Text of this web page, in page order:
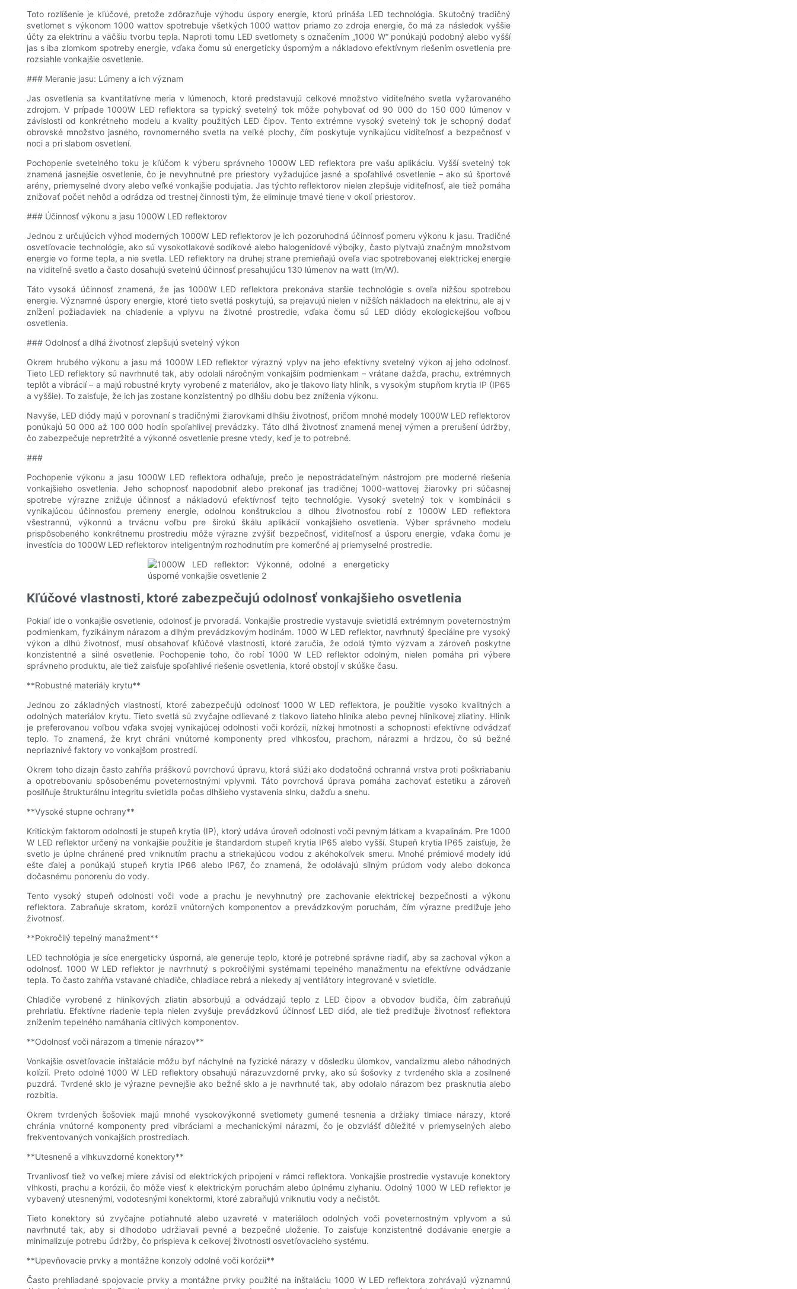
Toto rozlíšenie je kľúčové, pretože zdôrazňuje výhodu úspory energie, ktorú prináša LED technológia. Skutočný tradičný
svetlomet s výkonom 1000 wattov spotrebuje všetkých 1000 wattov priamo zo zdroja energie, čo má za následok vyššie
účty za elektrinu a väčšiu tvorbu tepla. Naproti tomu LED svetlomety s označením „1000 W“ ponúkajú podobný alebo vyšší
jas s iba zlomkom spotreby energie, vďaka čomu sú energeticky úsporným a nákladovo efektívnym riešením osvetlenia pre
rozsiahle vonkajšie osvetlenie.
### Meranie jasu: Lúmeny a ich význam
Jas osvetlenia sa kvantitatívne meria v lúmenoch, ktoré predstavujú celkové množstvo viditeľného svetla vyžarovaného
zdrojom. V prípade 1000W LED reflektora sa typický svetelný tok môže pohybovať od 90 000 do 150 000 lúmenov v
závislosti od konkrétneho modelu a kvality použitých LED čipov. Tento extrémne vysoký svetelný tok je schopný dodať
obrovské množstvo jasného, ​​rovnomerného svetla na veľké plochy, čím poskytuje vynikajúcu viditeľnosť a bezpečnosť v
noci a pri slabom osvetlení.
Pochopenie svetelného toku je kľúčom k výberu správneho 1000W LED reflektora pre vašu aplikáciu. Vyšší svetelný tok
znamená jasnejšie osvetlenie, čo je nevyhnutné pre priestory vyžadujúce jasné a spoľahlivé osvetlenie – ako sú športové
arény, priemyselné dvory alebo veľké vonkajšie podujatia. Jas týchto reflektorov nielen zlepšuje viditeľnosť, ale tiež pomáha
znižovať počet nehôd a odrádza od trestnej činnosti tým, že eliminuje tmavé tiene v okolí priestorov.
### Účinnosť výkonu a jasu 1000W LED reflektorov
Jednou z určujúcich výhod moderných 1000W LED reflektorov je ich pozoruhodná účinnosť pomeru výkonu k jasu. Tradičné
osvetľovacie technológie, ako sú vysokotlakové sodíkové alebo halogenidové výbojky, často plytvajú značným množstvom
energie vo forme tepla, a nie svetla. LED reflektory na druhej strane premieňajú oveľa viac spotrebovanej elektrickej energie
na viditeľné svetlo a často dosahujú svetelnú účinnosť presahujúcu 130 lúmenov na watt (lm/W).
Táto vysoká účinnosť znamená, že jas 1000W LED reflektora prekonáva staršie technológie s oveľa nižšou spotrebou
energie. Významné úspory energie, ktoré tieto svetlá poskytujú, sa prejavujú nielen v nižších nákladoch na elektrinu, ale aj v
znížení požiadaviek na chladenie a vplyvu na životné prostredie, vďaka čomu sú LED diódy ekologickejšou voľbou
osvetlenia.
### Odolnosť a dlhá životnosť zlepšujú svetelný výkon
Okrem hrubého výkonu a jasu má 1000W LED reflektor výrazný vplyv na jeho efektívny svetelný výkon aj jeho odolnosť.
Tieto LED reflektory sú navrhnuté tak, aby odolali náročným vonkajším podmienkam – vrátane dažďa, prachu, extrémnych
teplôt a vibrácií – a majú robustné kryty vyrobené z materiálov, ako je tlakovo liaty hliník, s vysokým stupňom krytia IP (IP65
a vyššie). To zaisťuje, že ich jas zostane konzistentný po dlhšiu dobu bez zníženia výkonu.
Navyše, LED diódy majú v porovnaní s tradičnými žiarovkami dlhšiu životnosť, pričom mnohé modely 1000W LED reflektorov
ponúkajú 50 000 až 100 000 hodín spoľahlivej prevádzky. Táto dlhá životnosť znamená menej výmen a prerušení údržby,
čo zabezpečuje nepretržité a výkonné osvetlenie presne vtedy, keď je to potrebné.
###
Pochopenie výkonu a jasu 1000W LED reflektora odhaľuje, prečo je nepostrádateľným nástrojom pre moderné riešenia
vonkajšieho osvetlenia. Jeho schopnosť napodobniť alebo prekonať jas tradičnej 1000-wattovej žiarovky pri súčasnej
spotrebe výrazne znižuje účinnosť a nákladovú efektívnosť tejto technológie. Vysoký svetelný tok v kombinácii s
vynikajúcou účinnosťou premeny energie, odolnou konštrukciou a dlhou životnosťou robí z 1000W LED reflektora
všestrannú, výkonnú a trvácnu voľbu pre širokú škálu aplikácií vonkajšieho osvetlenia. Výber správneho modelu
prispôsobeného konkrétnemu prostrediu môže výrazne zvýšiť bezpečnosť, viditeľnosť a úsporu energie, vďaka čomu je
investícia do 1000W LED reflektorov inteligentným rozhodnutím pre komerčné aj priemyselné prostredie.
Kľúčové vlastnosti, ktoré zabezpečujú odolnosť vonkajšieho osvetlenia
Pokiaľ ide o vonkajšie osvetlenie, odolnosť je prvoradá. Vonkajšie prostredie vystavuje svietidlá extrémnym poveternostným
podmienkam, fyzikálnym nárazom a dlhým prevádzkovým hodinám. 1000 W LED reflektor, navrhnutý špeciálne pre vysoký
výkon a dlhú životnosť, musí obsahovať kľúčové vlastnosti, ktoré zaručia, že odolá týmto výzvam a zároveň poskytne
konzistentné a silné osvetlenie. Pochopenie toho, čo robí 1000 W LED reflektor odolným, nielen pomáha pri výbere
správneho produktu, ale tiež zaisťuje spoľahlivé riešenie osvetlenia, ktoré obstojí v skúške času.
**Robustné materiály krytu**
Jednou zo základných vlastností, ktoré zabezpečujú odolnosť 1000 W LED reflektora, je použitie vysoko kvalitných a
odolných materiálov krytu. Tieto svetlá sú zvyčajne odlievané z tlakovo liateho hliníka alebo pevnej hliníkovej zliatiny. Hliník
je preferovanou voľbou vďaka svojej vynikajúcej odolnosti voči korózii, nízkej hmotnosti a schopnosti efektívne odvádzať
teplo. To znamená, že kryt chráni vnútorné komponenty pred vlhkosťou, prachom, nárazmi a hrdzou, čo sú bežné
nepriaznivé faktory vo vonkajšom prostredí.
Okrem toho dizajn často zahŕňa práškovú povrchovú úpravu, ktorá slúži ako dodatočná ochranná vrstva proti poškriabaniu
a opotrebovaniu spôsobenému poveternostnými vplyvmi. Táto povrchová úprava pomáha zachovať estetiku a zároveň
posilňuje štrukturálnu integritu svietidla počas dlhšieho vystavenia slnku, dažďu a snehu.
**Vysoké stupne ochrany**
Kritickým faktorom odolnosti je stupeň krytia (IP), ktorý udáva úroveň odolnosti voči pevným látkam a kvapalinám. Pre 1000
W LED reflektor určený na vonkajšie použitie je štandardom stupeň krytia IP65 alebo vyšší. Stupeň krytia IP65 zaisťuje, že
svetlo je úplne chránené pred vniknutím prachu a striekajúcou vodou z akéhokoľvek smeru. Mnohé prémiové modely idú
ešte ďalej a ponúkajú stupeň krytia IP66 alebo IP67, čo znamená, že odolávajú silným prúdom vody alebo dokonca
dočasnému ponoreniu do vody.
Tento vysoký stupeň odolnosti voči vode a prachu je nevyhnutný pre zachovanie elektrickej bezpečnosti a výkonu
reflektora. Zabraňuje skratom, korózii vnútorných komponentov a prevádzkovým poruchám, čím výrazne predlžuje jeho
životnosť.
**Pokročilý tepelný manažment**
LED technológia je síce energeticky úsporná, ale generuje teplo, ktoré je potrebné správne riadiť, aby sa zachoval výkon a
odolnosť. 1000 W LED reflektor je navrhnutý s pokročilými systémami tepelného manažmentu na efektívne odvádzanie
tepla. To často zahŕňa vstavané chladiče, chladiace rebrá a niekedy aj ventilátory integrované v svietidle.
Chladiče vyrobené z hliníkových zliatin absorbujú a odvádzajú teplo z LED čipov a obvodov budiča, čím zabraňujú
prehriatiu. Efektívne riadenie tepla nielen zvyšuje prevádzkovú účinnosť LED diód, ale tiež predlžuje životnosť reflektora
znížením tepelného namáhania citlivých komponentov.
**Odolnosť voči nárazom a tlmenie nárazov**
Vonkajšie osvetľovacie inštalácie môžu byť náchylné na fyzické nárazy v dôsledku úlomkov, vandalizmu alebo náhodných
kolízií. Preto odolné 1000 W LED reflektory obsahujú nárazuvzdorné prvky, ako sú šošovky z tvrdeného skla a zosilnené
puzdrá. Tvrdené sklo je výrazne pevnejšie ako bežné sklo a je navrhnuté tak, aby odolalo nárazom bez prasknutia alebo
rozbitia.
Okrem tvrdených šošoviek majú mnohé vysokovýkonné svetlomety gumené tesnenia a držiaky tlmiace nárazy, ktoré
chránia vnútorné komponenty pred vibráciami a mechanickými nárazmi, čo je obzvlášť dôležité v priemyselných alebo
frekventovaných vonkajších prostrediach.
**Utesnené a vlhkuvzdorné konektory**
Trvanlivosť tiež vo veľkej miere závisí od elektrických pripojení v rámci reflektora. Vonkajšie prostredie vystavuje konektory
vlhkosti, prachu a korózii, čo môže viesť k elektrickým poruchám alebo úplnému zlyhaniu. Odolný 1000 W LED reflektor je
vybavený utesnenými, vodotesnými konektormi, ktoré zabraňujú vniknutiu vody a nečistôt.
Tieto konektory sú zvyčajne potiahnuté alebo uzavreté v materiáloch odolných voči poveternostným vplyvom a sú
navrhnuté tak, aby si dlhodobo udržiavali pevné a bezpečné uloženie. To zaisťuje konzistentné dodávanie energie a
minimalizuje potrebu údržby, čo prispieva k celkovej životnosti osvetľovacieho systému.
**Upevňovacie prvky a montážne konzoly odolné voči korózii**
Často prehliadané spojovacie prvky a montážne prvky použité na inštaláciu 1000 W LED reflektora zohrávajú významnú